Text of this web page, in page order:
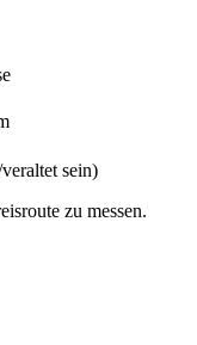
sein)
zu messen.